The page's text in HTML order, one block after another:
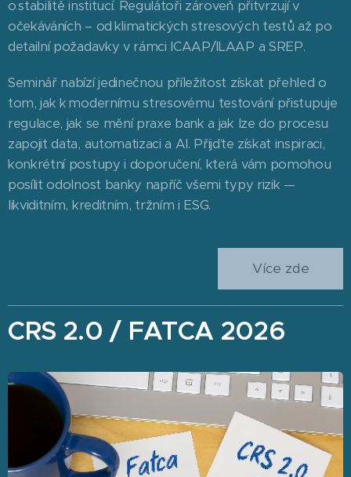
o stabilitě institucí. Regulátoři zároveň přitvrzují v
očekáváních – od klimatických stresových testů až po
detailní požadavky v rámci ICAAP/ILAAP a SREP.
Seminář nabízí jedinečnou příležitost získat přehled o
tom, jak k modernímu stresovému testování přistupuje
regulace, jak se mění praxe bank a jak lze do procesu
zapojit data, automatizaci a AI. Přijďte získat inspiraci,
konkrétní postupy i doporučení, která vám pomohou
posílit odolnost banky napříč všemi typy rizik —
likviditním, kreditním, tržním i ESG.
Více zde
CRS 2.0 / FATCA 2026